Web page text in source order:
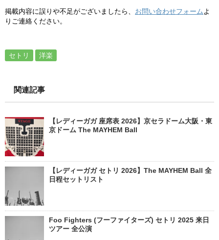
掲載内容に誤りや不足がございましたら、 お問い合わせフォーム よ
りご連絡ください。
セトリ 洋楽
関連記事
【レディーガガ 座席表 2026】京セラドーム大阪・東
京ドーム The MAYHEM Ball
【レディーガガ セトリ 2026】The MAYHEM Ball 全
日程セットリスト
Foo Fighters (フーファイターズ) セトリ 2025 来日
ツアー 全公演